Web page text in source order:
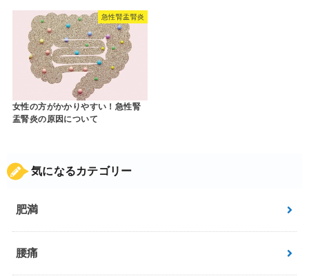
急性腎盂腎炎
女性の方がかかりやすい！急性腎
盂腎炎の原因について
気になるカテゴリー
肥満
腰痛